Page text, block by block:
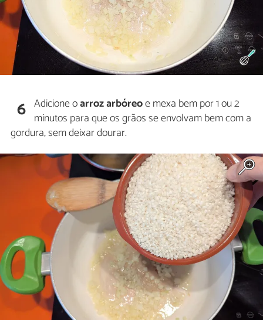
6 Adicione oarroz arbóreoe mexa bem por 1 ou 2
minutos para que os grãos se envolvam bem com a
gordura, sem deixar dourar.